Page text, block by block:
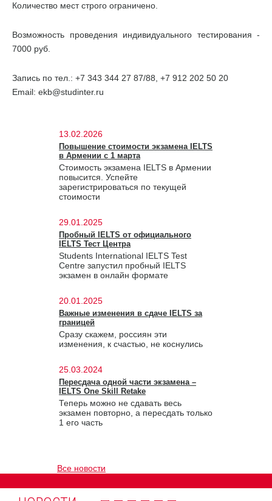
Количество мест строго ограничено.
Возможность проведения индивидуального тестирования -
7000 руб.
Запись по тел.: +7 343 344 27 87/88, +7 912 202 50 20
Email: ekb@studinter.ru
13.02.2026
Повышение стоимости экзамена IELTS
в Армении с 1 марта
Стоимость экзамена IELTS в Армении
повысится. Успейте
зарегистрироваться по текущей
стоимости
29.01.2025
Пробный IELTS от официального
IELTS Тест Центра
Students International IELTS Test
Centre запустил пробный IELTS
экзамен в онлайн формате
20.01.2025
Важные изменения в сдаче IELTS за
границей
Сразу скажем, россиян эти
изменения, к счастью, не коснулись
25.03.2024
Пересдача одной части экзамена –
IELTS One Skill Retake
Теперь можно не сдавать весь
экзамен повторно, а пересдать только
1 его часть
Все новости